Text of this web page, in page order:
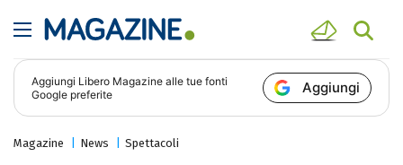
Aggiungi Libero Magazine alle tue fonti
Google preferite
Aggiungi
Magazine News Spettacoli